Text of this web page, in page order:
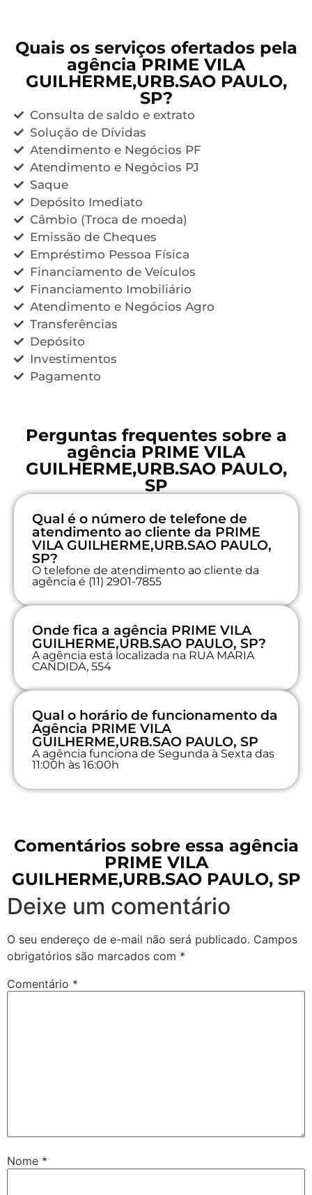
Quais os serviços ofertados pela
agência PRIME VILA
GUILHERME,URB.SAO PAULO,
SP?
Consulta de saldo e extrato
Solução de Dívidas
Atendimento e Negócios PF
Atendimento e Negócios PJ
Saque
Depósito Imediato
Câmbio (Troca de moeda)
Emissão de Cheques
Empréstimo Pessoa Física
Financiamento de Veículos
Financiamento Imobiliário
Atendimento e Negócios Agro
Transferências
Depósito
Investimentos
Pagamento
Perguntas frequentes sobre a
agência PRIME VILA
GUILHERME,URB.SAO PAULO,
SP
Qual é o número de telefone de
atendimento ao cliente da PRIME
VILA GUILHERME,URB.SAO PAULO,
SP?
O telefone de atendimento ao cliente da
agência é (11) 2901-7855
Onde fica a agência PRIME VILA
GUILHERME,URB.SAO PAULO, SP?
A agência está localizada na RUA MARIA
CANDIDA, 554
Qual o horário de funcionamento da
Agência PRIME VILA
GUILHERME,URB.SAO PAULO, SP
A agência funciona de Segunda à Sexta das
11:00h às 16:00h
Comentários sobre essa agência
PRIME VILA
GUILHERME,URB.SAO PAULO, SP
Deixe um comentário
O seu endereço de e-mail não será publicado. Campos
obrigatórios são marcados com *
Comentário *
Nome *